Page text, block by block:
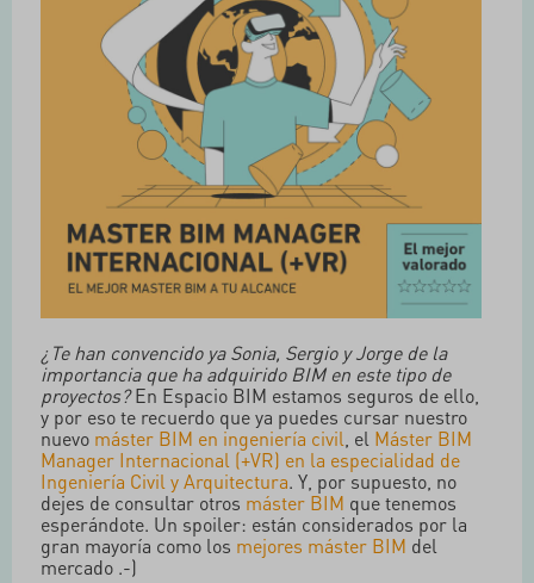
¿Te han convencido ya Sonia, Sergio y Jorge de la
importancia que ha adquirido BIM en este tipo de
proyectos?En Espacio BIM estamos seguros de ello,
y por eso te recuerdo que ya puedes cursar nuestro
nuevo máster BIM en ingeniería civil , el Máster BIM
Manager Internacional (+VR) en la especialidad de
Ingeniería Civil y Arquitectura. Y, por supuesto, no
dejes de consultar otros máster BIM que tenemos
esperándote. Un spoiler: están considerados por la
gran mayoría como los mejores máster BIM del
mercado .-)